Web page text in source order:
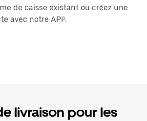
de caisse existant ou créez une
avec notre API¹.
livraison pour les